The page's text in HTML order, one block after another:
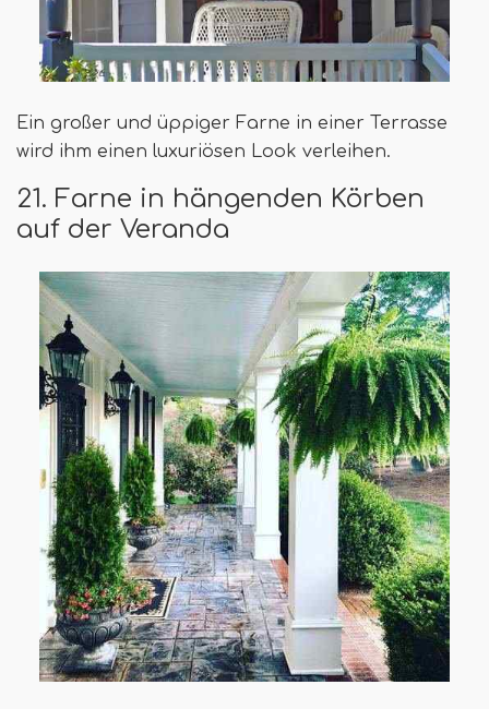
Ein großer und üppiger Farne in einer Terrasse
wird ihm einen luxuriösen Look verleihen.
21. Farne in hängenden Körben
auf der Veranda